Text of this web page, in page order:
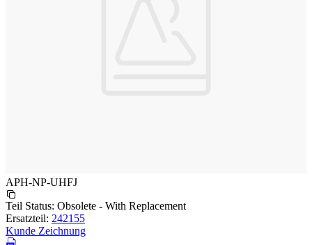
APH-NP-UHFJ
Teil Status: Obsolete - With Replacement
Ersatzteil: 242155
Kunde Zeichnung